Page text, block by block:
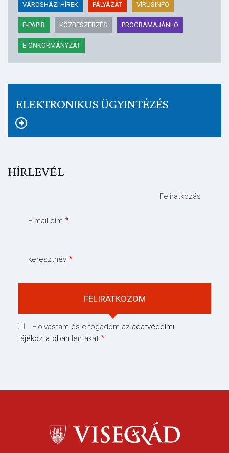
VÁROSHÁZI HÍREK PÁLYÁZAT VÍRUSINFO
E-PAPÍR KÖZBESZERZÉS PROGRAMAJÁNLÓ
E-ÖNKORMÁNYZAT
ELEKTRONIKUS ÜGYINTÉZÉS
HÍRLEVÉL
Feliratkozás
E-mail cím
keresztnév
Elolvastam és elfogadom az adatvédelmi
tájékoztatóban leírtakat